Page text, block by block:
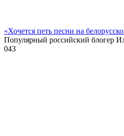
«Хочется петь песни на
Популярный российский блогер
043